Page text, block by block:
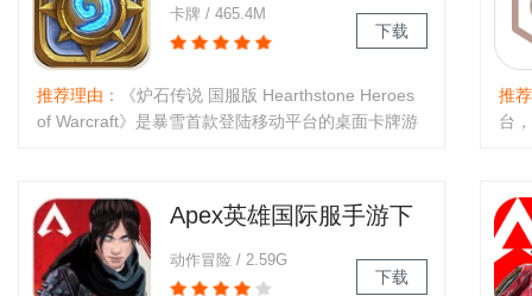
Warcraft
卡牌 / 465.4M
下载
推荐理由 ：《炉石传说 国服版 Hearthstone Heroes
of Warcraft》是暴雪首款登陆移动平台的桌面卡牌游
未知却有些熟悉的神秘感。..
推
台
方
Apex英雄国际服手游下
载2023最新版
动作冒险 / 2.59G
下载